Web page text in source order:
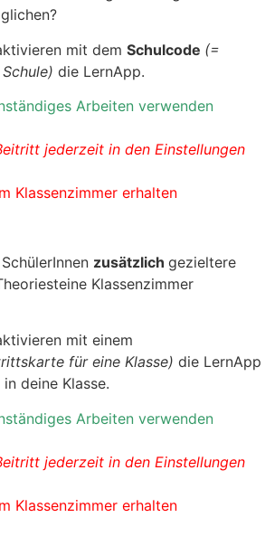
mit dem Schulcode (=
die LernApp.
Arbeiten verwenden
jederzeit in den Einstellungen
Klassenzimmer erhalten
zusätzlich gezieltere
Klassenzimmer
mit einem
für eine Klasse) die LernApp
deine Klasse.
Arbeiten verwenden
jederzeit in den Einstellungen
Klassenzimmer erhalten